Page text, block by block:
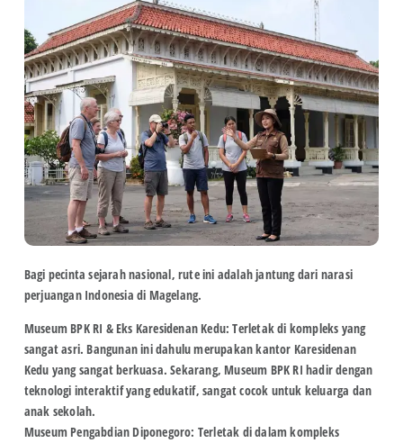
Bagi pecinta sejarah nasional, rute ini adalah jantung dari narasi
perjuangan Indonesia di Magelang.
Museum BPK RI & Eks Karesidenan Kedu: Terletak di kompleks yang
sangat asri. Bangunan ini dahulu merupakan kantor Karesidenan
Kedu yang sangat berkuasa. Sekarang, Museum BPK RI hadir dengan
teknologi interaktif yang edukatif, sangat cocok untuk keluarga dan
anak sekolah.
Museum Pengabdian Diponegoro: Terletak di dalam kompleks